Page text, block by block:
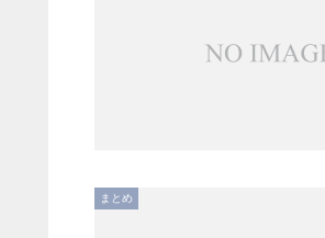
まとめ